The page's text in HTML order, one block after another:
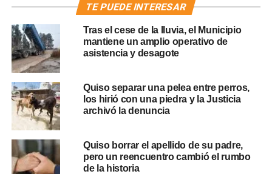
TE PUEDE INTERESAR
Tras el cese de la lluvia, el Municipio
mantiene un amplio operativo de
asistencia y desagote
Quiso separar una pelea entre perros,
los hirió con una piedra y la Justicia
archivó la denuncia
Quiso borrar el apellido de su padre,
pero un reencuentro cambió el rumbo
de la historia